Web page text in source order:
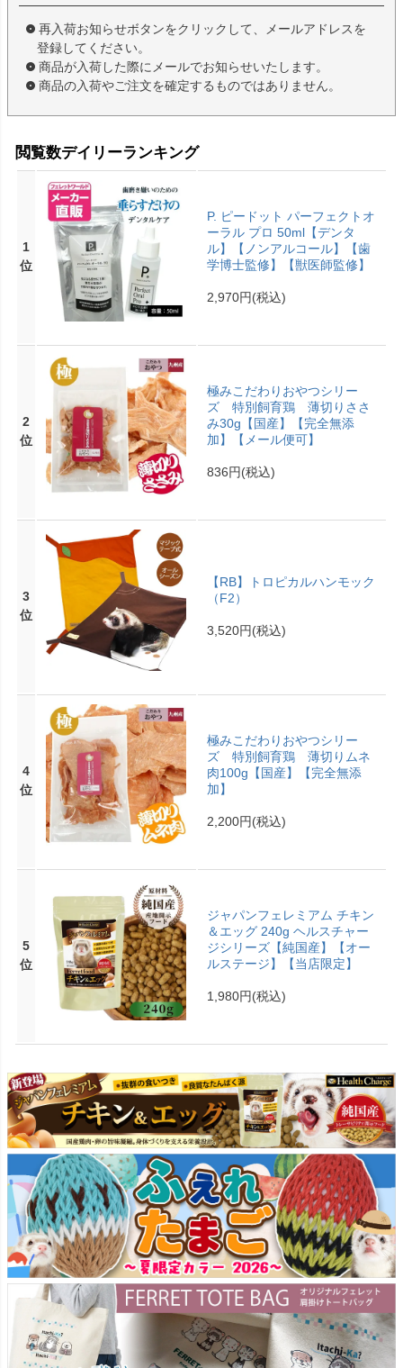
再入荷お知らせボタンをクリックして、メールアドレスを
登録してください。
商品が入荷した際にメールでお知らせいたします。
商品の入荷やご注文を確定するものではありません。
閲覧数デイリーランキング
1
位
P. ピードット パーフェクトオ
ーラル プロ 50ml【デンタ
ル】【ノンアルコール】【歯
学博士監修】【獣医師監修】
2,970円(税込)
2
位
極みこだわりおやつシリー
ズ 特別飼育鶏 薄切りささ
み30g【国産】【完全無添
加】【メール便可】
836円(税込)
3
位
【RB】トロピカルハンモック
（F2）
3,520円(税込)
4
位
極みこだわりおやつシリー
ズ 特別飼育鶏 薄切りムネ
肉100g【国産】【完全無添
加】
2,200円(税込)
5
位
ジャパンフェレミアム チキン
＆エッグ 240g ヘルスチャー
ジシリーズ【純国産】【オー
ルステージ】【当店限定】
1,980円(税込)